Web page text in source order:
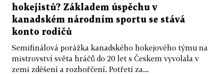
hokejistů? Základem úspěchu v
kanadském národním sportu se stává
konto rodičů
Semifinálová porážka kanadského hokejového týmu na
mistrovství světa hráčů do 20 let s Českem vyvolala v
zemi zděšení a rozhořčení. Potřetí za...